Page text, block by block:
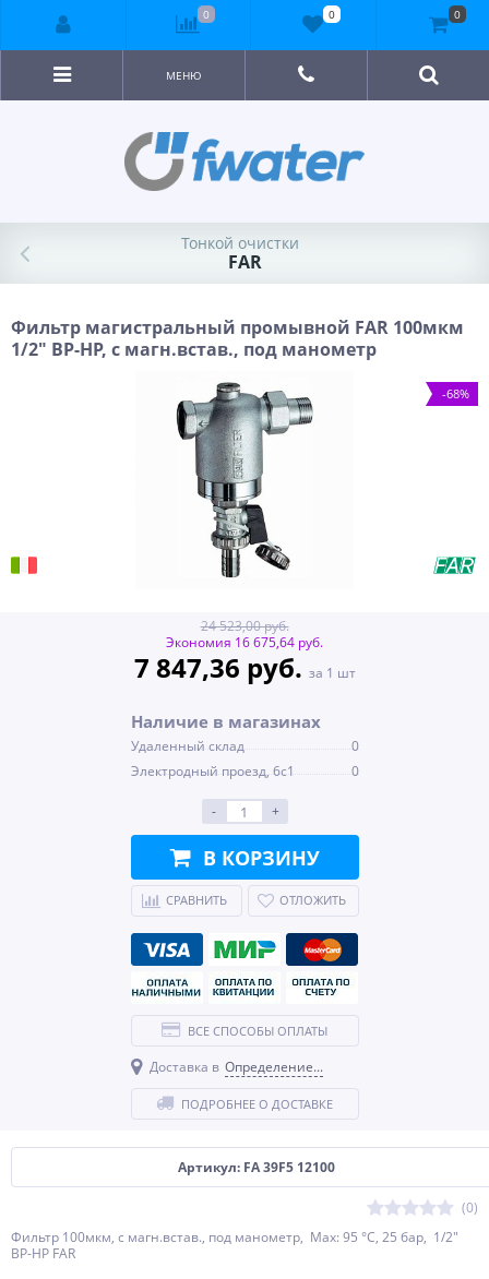
МЕНЮ
Тонкой очистки
FAR
Фильтр магистральный промывной FAR 100мкм
1/2" ВР-НР, с магн.встав., под манометр
-68%
Артикул: FA 39F5 12100
(0)
Фильтр 100мкм, с магн.встав., под манометр, Max: 95 °C, 25 бар, 1/2"
ВР-НР FAR
24 523,00 руб.
Экономия 16 675,64 руб.
7 847,36 руб. за 1 шт
Наличие в магазинах
Удаленный склад
0
Электродный проезд, 6с1
0
- +
В КОРЗИНУ
СРАВНИТЬ ОТЛОЖИТЬ
ВСЕ СПОСОБЫ ОПЛАТЫ
Доставка в Определение...
ПОДРОБНЕЕ О ДОСТАВКЕ
0 0 0